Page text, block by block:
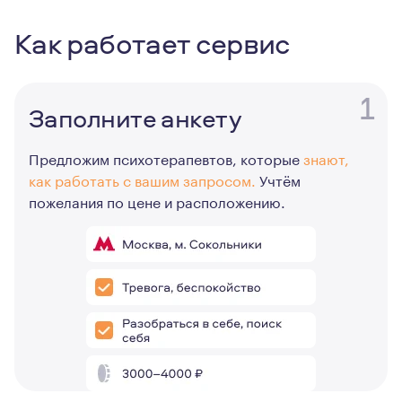
Как работает сервис
1
Заполните анкету
Предложим психотерапевтов, которыезнают,
как работать с вашим запросом. Учтём
пожелания по цене и расположению.